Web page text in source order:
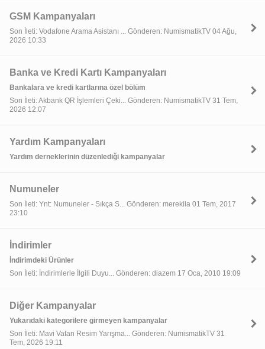
GSM Kampanyaları
Son İleti: Vodafone Arama Asistanı ... Gönderen: NumismatikTV 04 Ağu,
2026 10:33
Banka ve Kredi Kartı Kampanyaları
Bankalara ve kredi kartlarına özel bölüm
Son İleti: Akbank QR İşlemleri Çeki... Gönderen: NumismatikTV 31 Tem,
2026 12:07
Yardım Kampanyaları
Yardım derneklerinin düzenlediği kampanyalar
Numuneler
Son İleti: Ynt: Numuneler - Sıkça S... Gönderen: merekila 01 Tem, 2017
23:10
İndirimler
İndirimdeki Ürünler
Son İleti: İndirimlerle İlgili Duyu... Gönderen: diazem 17 Oca, 2010 19:09
Diğer Kampanyalar
Yukarıdaki kategorilere girmeyen kampanyalar
Son İleti: Mavi Vatan Resim Yarışma... Gönderen: NumismatikTV 31
Tem, 2026 19:11